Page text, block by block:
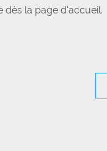
dès la page d'accueil.